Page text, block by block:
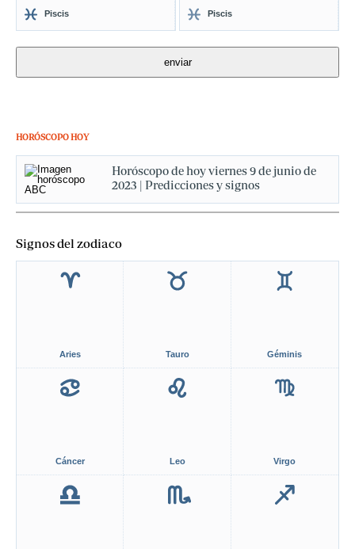
Piscis Piscis
HORÓSCOPO HOY
Horóscopo de hoy viernes 9 de junio de
2023 | Predicciones y signos
Signos del zodiaco
Aries Tauro Géminis
Cáncer Leo Virgo